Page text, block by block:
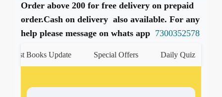
Order above 200 for free delivery on prepaid
order.Cash on delivery also available. For any
help please message on whats app 7300352578
Books Update Special Offers Daily Quiz